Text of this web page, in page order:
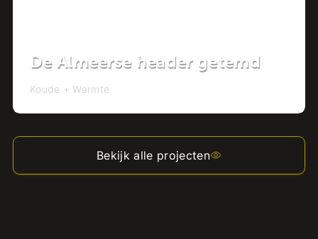
De Almeerse header getemd
Koude + Warmte
Bekijk alle projecten